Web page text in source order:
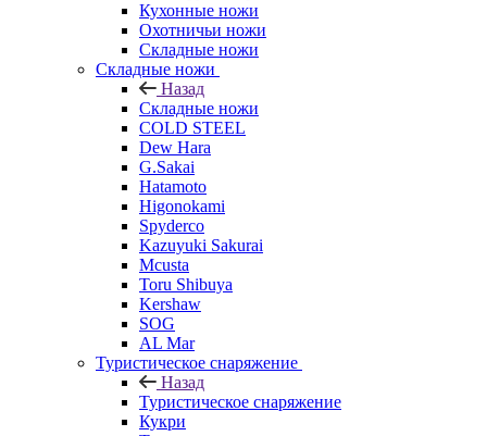
Кухонные ножи
Охотничьи ножи
Складные ножи
Складные ножи
Назад
Складные ножи
COLD STEEL
Dew Hara
G.Sakai
Hatamoto
Higonokami
Spyderco
Kazuyuki Sakurai
Mcusta
Toru Shibuya
Kershaw
SOG
AL Mar
Туристическое снаряжение
Назад
Туристическое снаряжение
Кукри